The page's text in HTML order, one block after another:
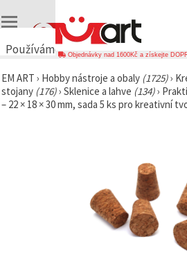
Používáme
🍪
Používáme
cookies a
Objednávky nad 1600Kč a získejte
EM ART › Hobby nástroje a obaly (1725)›
stojany (176)› Sklenice a lahve (134)›
– 22 × 18 × 30 mm, sada 5 ks pro kreativní